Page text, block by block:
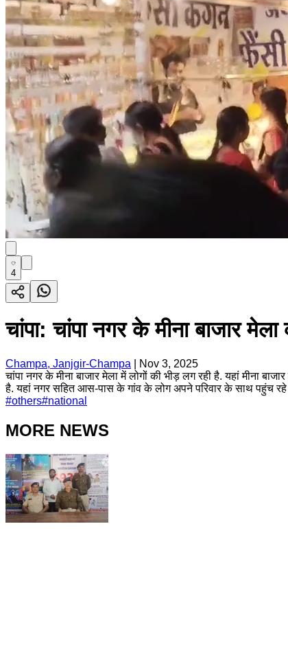
4
चांपा: चांपा नगर के मीना बाजार
Champa, Janjgir-Champa
Nov 3, 2025
चांपा नगर के मीना बाजार मेला में लोगों की भीड़ लग रही है. यहां मीना
है. यहां नगर सहित आस-पास के गांव के लोग अपने परिवार के साथ पहुंच
#others#national
MORE NEWS